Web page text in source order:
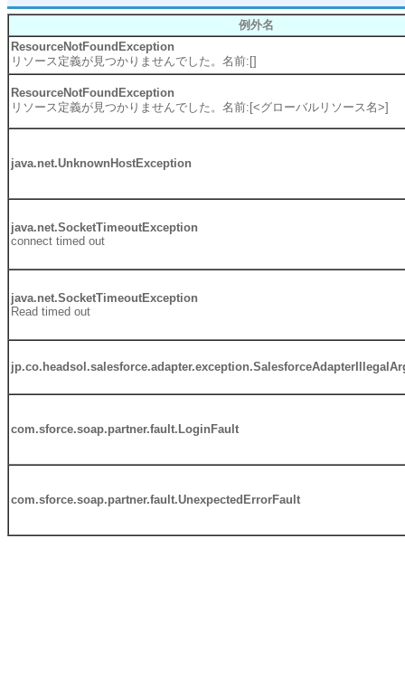
例外名
ResourceNotFoundException
リソース定義が見つかりませんでした。名前:[]
ResourceNotFoundException
リソース定義が見つかりませんでした。名前:[<グローバルリソース名>]
java.net.UnknownHostException
java.net.SocketTimeoutException
connect timed out
java.net.SocketTimeoutException
Read timed out
com.sforce.soap.partner.fault.LoginFault
com.sforce.soap.partner.fault.UnexpectedErrorFault